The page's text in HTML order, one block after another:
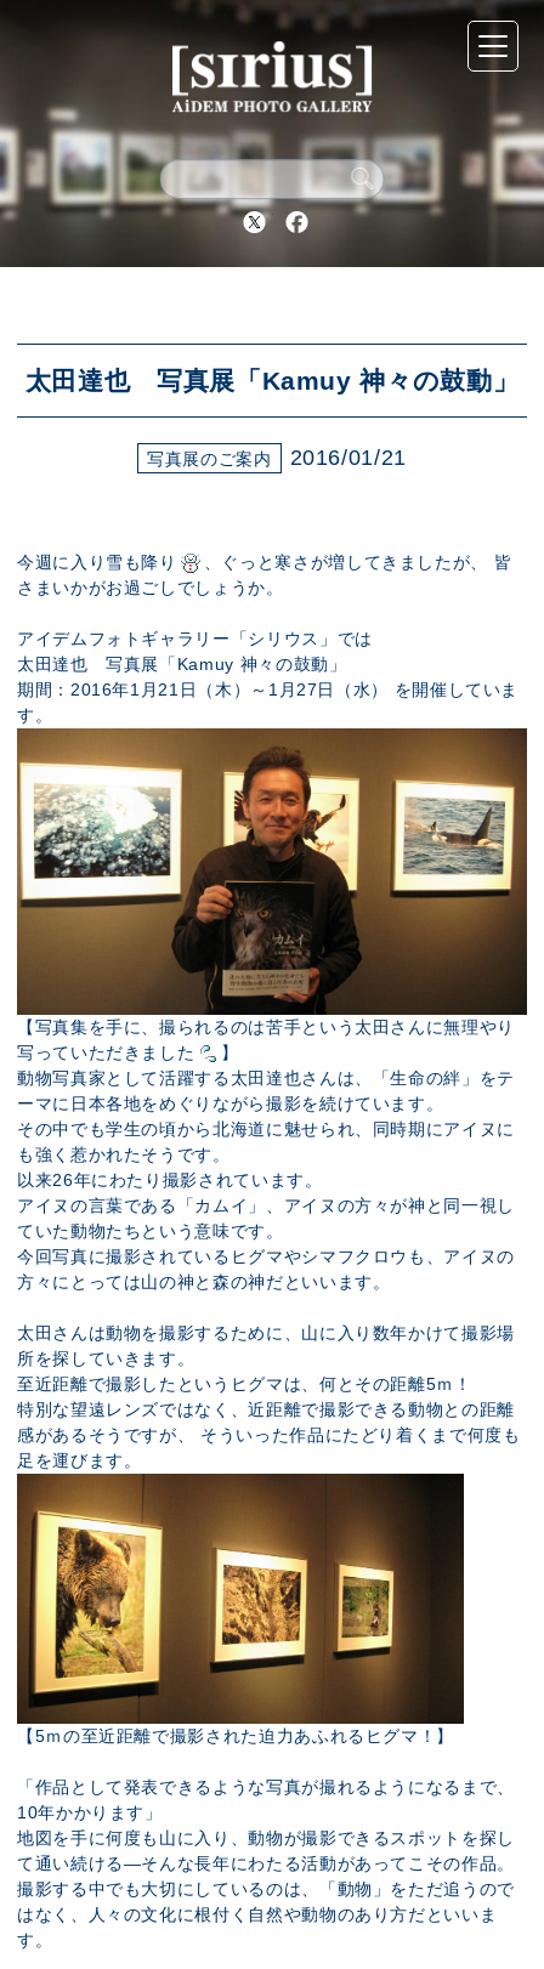
Twitter Facebook
太田達也 写真展「Kamuy 神々の鼓動」
写真展のご案内 2016/01/21
今週に入り雪も降り
、ぐっと寒さが増してきましたが、 皆
さまいかがお過ごしでしょうか。
アイデムフォトギャラリー「シリウス」では
太田達也 写真展「Kamuy 神々の鼓動」
期間：2016年1月21日（木）～1月27日（水） を開催していま
す。
【写真集を手に、撮られるのは苦手という太田さんに無理やり
写っていただきました
】
動物写真家として活躍する太田達也さんは、「生命の絆」をテ
ーマに日本各地をめぐりながら撮影を続けています。
その中でも学生の頃から北海道に魅せられ、同時期にアイヌに
も強く惹かれたそうです。
以来26年にわたり撮影されています。
アイヌの言葉である「カムイ」、アイヌの方々が神と同一視し
ていた動物たちという意味です。
今回写真に撮影されているヒグマやシマフクロウも、アイヌの
方々にとっては山の神と森の神だといいます。
太田さんは動物を撮影するために、山に入り数年かけて撮影場
所を探していきます。
至近距離で撮影したというヒグマは、何とその距離5ｍ！
特別な望遠レンズではなく、近距離で撮影できる動物との距離
感があるそうですが、 そういった作品にたどり着くまで何度も
足を運びます。
【5ｍの至近距離で撮影された迫力あふれるヒグマ！】
「作品として発表できるような写真が撮れるようになるまで、
10年かかります」
地図を手に何度も山に入り、動物が撮影できるスポットを探し
て通い続ける—そんな長年にわたる活動があってこその作品。
撮影する中でも大切にしているのは、「動物」をただ追うので
はなく、人々の文化に根付く自然や動物のあり方だといいま
す。
シリウスについて
展示スケジュール
アクセス